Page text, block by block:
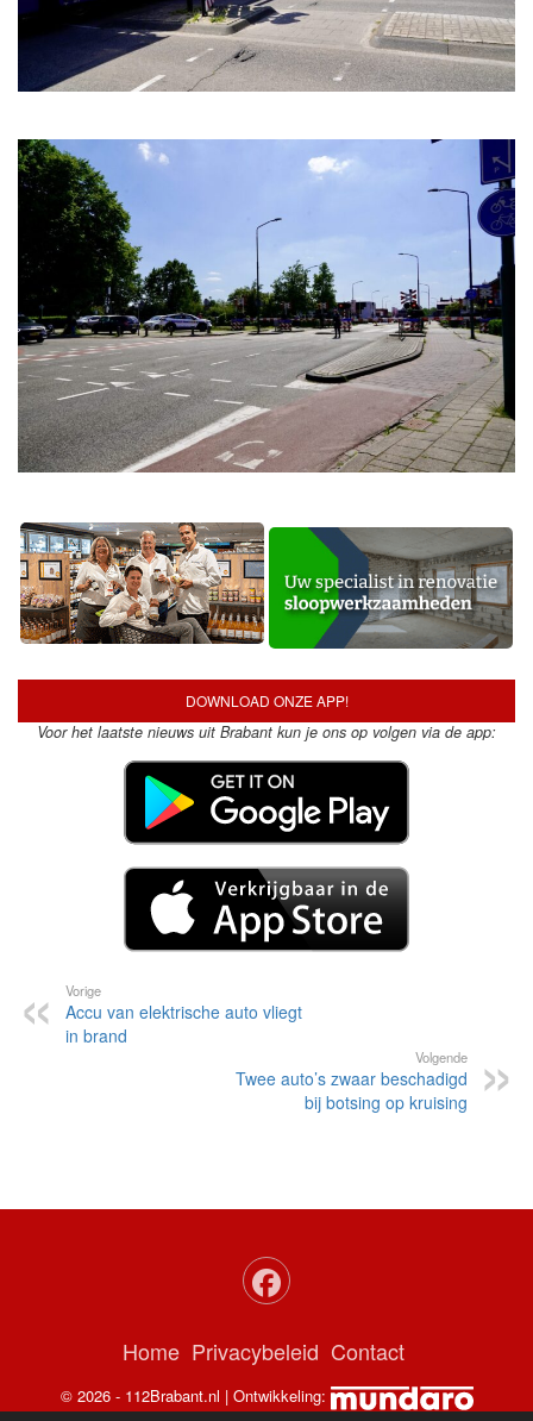
DOWNLOAD ONZE APP!
Voor het laatste nieuws uit Brabant kun je ons op volgen via de app:
Vorige
Accu van elektrische auto vliegt
in brand
Volgende
Twee auto’s zwaar beschadigd
bij botsing op kruising
Home Privacybeleid Contact
© 2026 - 112Brabant.nl | Ontwikkeling: